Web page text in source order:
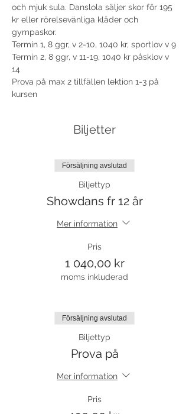
och mjuk sula. Danslola säljer skor för 195
kr eller rörelsevänliga kläder och
gympaskor.
Termin 1, 8 ggr, v 2-10, 1040 kr, sportlov v 9
Termin 2, 8 ggr, v 11-19, 1040 kr påsklov v
14
Prova på max 2 tillfällen lektion 1-3 på
kursen
Biljetter
Försäljning avslutad
Biljettyp
Showdans fr 12 år
Mer information
Pris
1 040,00 kr
moms inkluderad
Försäljning avslutad
Biljettyp
Prova på
Mer information
Pris